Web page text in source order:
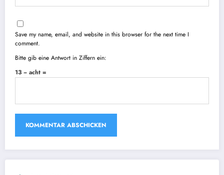
Save my name, email, and website in this browser for the next time I
comment.
Bitte gib eine Antwort in Ziffern ein:
13 − acht =